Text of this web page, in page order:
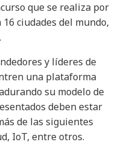
que se realiza por
ciudades del mundo,
.
y líderes de
una plataforma
su modelo de
deben estar
de las siguientes
IoT, entre otros.